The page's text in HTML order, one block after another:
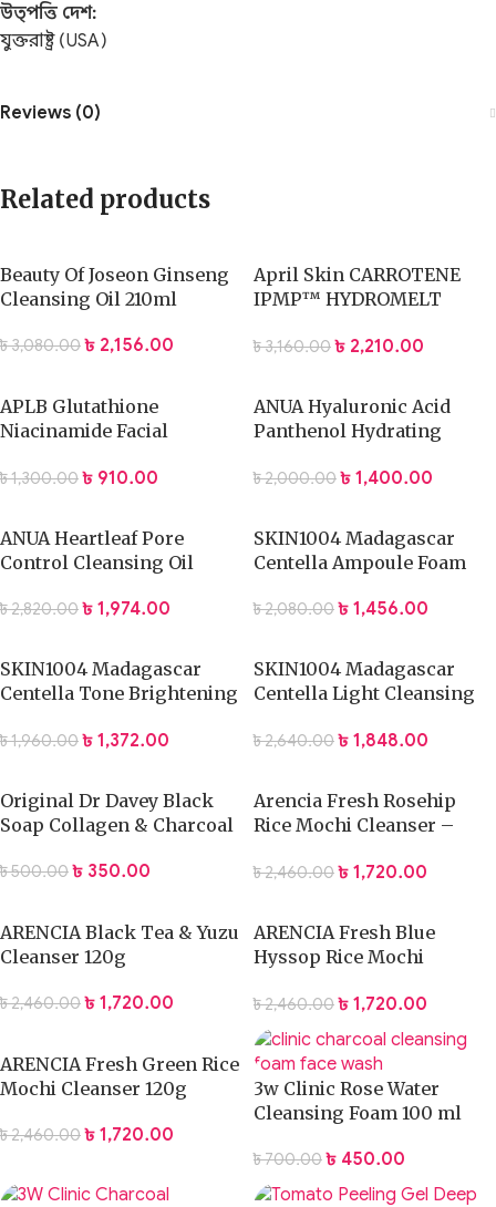
উত্পত্তি দেশ:
যুক্তরাষ্ট্র (USA)
Reviews (0)
Related products
Beauty Of Joseon Ginseng
Cleansing Oil 210ml
৳3,080.00 ৳ 2,156.00
April Skin CARROTENE
IPMP™ HYDROMELT
৳3,160.00 ৳ 2,210.00
APLB Glutathione
Niacinamide Facial
৳1,300.00 ৳ 910.00
ANUA Hyaluronic Acid
Panthenol Hydrating
150
৳2,000.00 ৳ 1,400.00
ANUA Heartleaf Pore
Control Cleansing Oil
৳2,820.00 ৳ 1,974.00
SKIN1004 Madagascar
Centella Ampoule Foam
৳2,080.00 ৳ 1,456.00
SKIN1004 Madagascar
Centella Tone Brightening
(125ml)
৳1,960.00 ৳ 1,372.00
SKIN1004 Madagascar
Centella Light Cleansing
৳2,640.00 ৳ 1,848.00
Original Dr Davey Black
Soap Collagen & Charcoal
৳500.00 ৳ 350.00
Arencia Fresh Rosehip
Rice Mochi Cleanser –
৳2,460.00 ৳ 1,720.00
ARENCIA Black Tea & Yuzu
Cleanser 120g
৳2,460.00 ৳ 1,720.00
ARENCIA Fresh Blue
Hyssop Rice Mochi
৳2,460.00 ৳ 1,720.00
ARENCIA Fresh Green Rice
Mochi Cleanser 120g
৳2,460.00 ৳ 1,720.00
3w Clinic Rose Water
Cleansing Foam 100 ml
৳700.00 ৳ 450.00